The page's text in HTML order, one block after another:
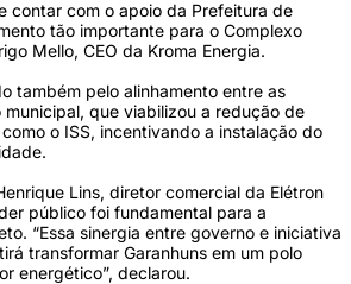
contar com o apoio da Prefeitura de
tão importante para o Complexo
Mello, CEO da Kroma Energia.
também pelo alinhamento entre as
que viabilizou a redução de
o ISS, incentivando a instalação do
Lins, diretor comercial da Elétron
público foi fundamental para a
“Essa sinergia entre governo e iniciativa
transformar Garanhuns em um polo
energético”, declarou.